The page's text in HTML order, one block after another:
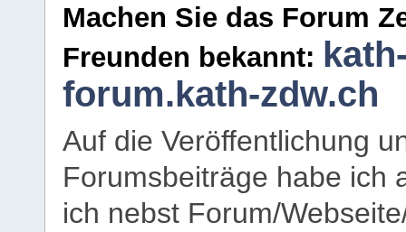
Machen Sie das Forum
Freunden bekannt:
forum.kath-zdw.ch
Auf die Veröffentlichung
Forumsbeiträge habe ich
ich nebst Forum/